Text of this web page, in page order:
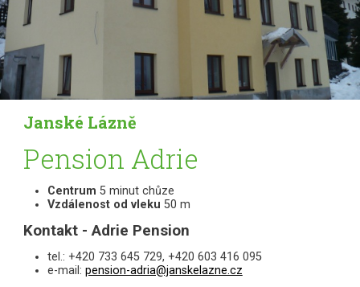
Janské Lázně
Pension Adrie
Centrum 5 minut chůze
Vzdálenost od vleku 50 m
Kontakt - Adrie Pension
tel.: +420 733 645 729, +420 603 416 095
e-mail: pension-adria@janskelazne.cz